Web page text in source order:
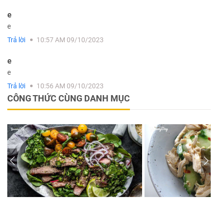
e
e
Trả lời
10:57 AM 09/10/2023
e
e
Trả lời
10:56 AM 09/10/2023
CÔNG THỨC CÙNG DANH MỤC